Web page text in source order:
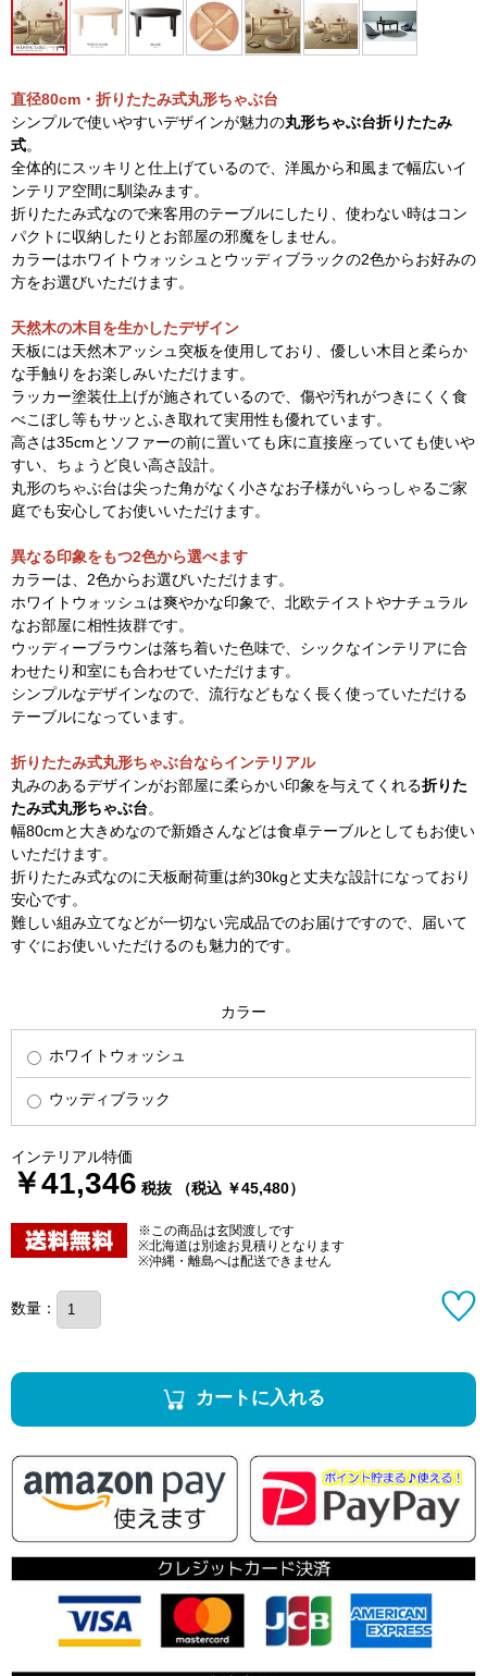
直径80cm・ 折りたたみ式丸形ちゃぶ台
シンプルで使いやすいデザインが魅力の丸形ちゃぶ台折りたたみ
式。
全体的にスッキリと仕上げているので、洋風から和風まで幅広いイ
ンテリア空間に馴染みます。
折りたたみ式なので来客用のテーブルにしたり、使わない時はコン
パクトに収納したりとお部屋の邪魔をしません。
カラーはホワイトウォッシュとウッディブラックの2色からお好みの
方をお選びいただけます。
天然木の木目を生かしたデザイン
天板には天然木アッシュ突板を使用しており、優しい木目と柔らか
な手触りをお楽しみいただけます。
ラッカー塗装仕上げが施されているので、傷や汚れがつきにくく食
べこぼし等もサッとふき取れて実用性も優れています。
高さは35cmとソファーの前に置いても床に直接座っていても使いや
すい、ちょうど良い高さ設計。
丸形のちゃぶ台は尖った角がなく小さなお子様がいらっしゃるご家
庭でも安心してお使いいただけます。
異なる印象をもつ2色から選べます
カラーは、2色からお選びいただけます。
ホワイトウォッシュは爽やかな印象で、北欧テイストやナチュラル
なお部屋に相性抜群です。
ウッディーブラウンは落ち着いた色味で、シックなインテリアに合
わせたり和室にも合わせていただけます。
シンプルなデザインなので、流行などもなく長く使っていただける
テーブルになっています。
折りたたみ式丸形ちゃぶ台ならインテリアル
丸みのあるデザインがお部屋に柔らかい印象を与えてくれる折りた
たみ式丸形ちゃぶ台。
幅80cmと大きめなので新婚さんなどは食卓テーブルとしてもお使い
いただけます。
折りたたみ式なのに天板耐荷重は約30kgと丈夫な設計になっており
安心です。
難しい組み立てなどが一切ない完成品でのお届けですので、届いて
すぐにお使いいただけるのも魅力的です。
カラー
ホワイトウォッシュ
ウッディブラック
インテリアル特価
￥41,346 税抜 （税込 ￥45,480）
※この商品は玄関渡しです
※北海道は別途お見積りとなります
※沖縄・離島へは配送できません
数量：
カートに入れる